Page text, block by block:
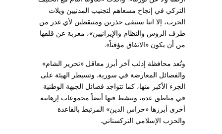
التركي في إنجاح مسعاهم لتجنيب المدنيين ويلات
الحرب، إلا اننا سنبقى حذرين ومتيقظين لأي غدر من
طرف الروس والنظام والإيرانيين»، معربة عن قلقها
من أن يكون «الاتفاق مؤقتاً».
وتُعد محافظة إدلب آخر أبرز معاقل «تحرير الشام»
والفصائل المعارضة في سورية. وتسيطر الهيئة على
الجزء الأكبر منها، كما تتواجد فصائل الجبهة الوطنية
في مناطق عدة، وتنشط فيها أيضاً مجموعات إرهابية
أخرى أبرزها «حراس الدين» المرتبط بالقاعدة
والحزب الإسلامي التركستاني.